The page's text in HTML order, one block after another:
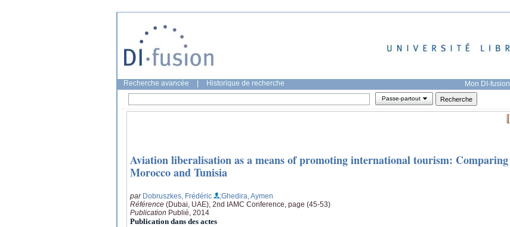
Recherche avancée Historique de recherche Mon DI-fusion
Passe-partout
Aviation liberalisation as a means of promoting international tourism: Comparing
Morocco and Tunisia
par Dobruszkes, Frédéric
;Ghedira, Aymen
Référence (Dubai, UAE), 2nd IAMC Conference, page (45-53)
Publication Publié, 2014
Publication dans des actes